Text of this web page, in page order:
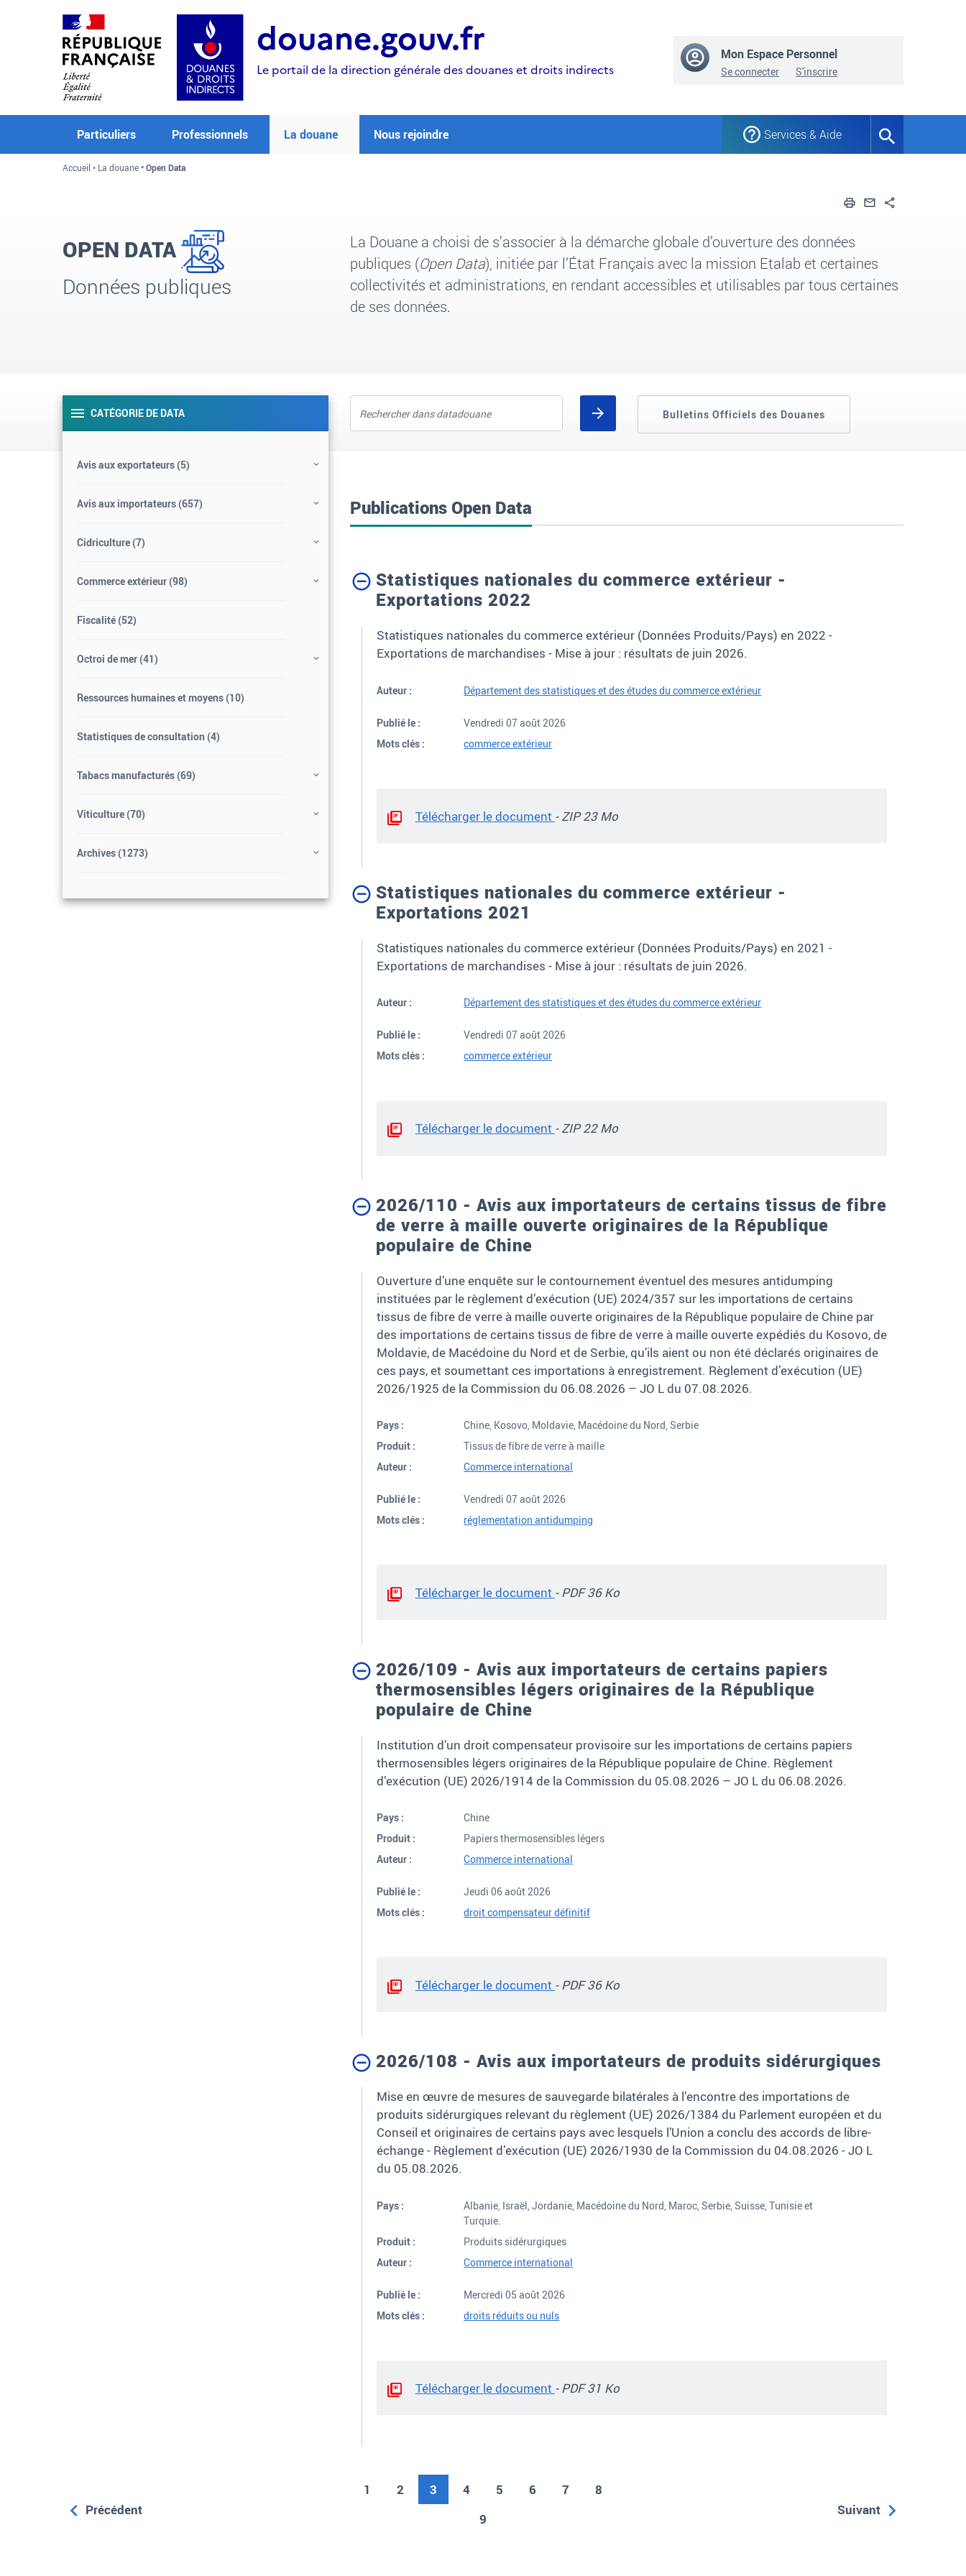
douane.gouv.fr
Le portail de la direction générale des douanes et droits indirects
Mon Espace Personnel
Se connecter S'inscrire
Particuliers Professionnels La douane Nous rejoindre Services & Aide
Formulaire
Accueil La douane Open Data
ImprimerEnvoyer par
OPEN DATA
Données publiques
La Douane a choisi de s’associer à la démarche globale d’ouverture des données
publiques (Open Data), initiée par l’État Français avec la mission Etalab et certaines
collectivités et administrations, en rendant accessibles et utilisables par tous certaines
de ses données.
CATÉGORIE DE DATA
Avis aux exportateurs (5)
Avis aux importateurs (657)
Cidriculture (7)
Commerce extérieur (98)
Fiscalité (52)
Octroi de mer (41)
Ressources humaines et moyens (10)
Statistiques de consultation (4)
Tabacs manufacturés (69)
Viticulture (70)
Archives (1273)
Bulletins Officiels des Douanes
Publications Open Data
Statistiques nationales du commerce extérieur -
Exportations 2022
Statistiques nationales du commerce extérieur (Données Produits/Pays) en 2022 -
Exportations de marchandises - Mise à jour : résultats de juin 2026.
Auteur : Département des statistiques et des études du commerce extérieur
Publié le :
Vendredi 07 août 2026
Mots clés :
commerce extérieur
Télécharger le document - ZIP 23 Mo
Statistiques nationales du commerce extérieur -
Exportations 2021
Statistiques nationales du commerce extérieur (Données Produits/Pays) en 2021 -
Exportations de marchandises - Mise à jour : résultats de juin 2026.
Auteur : Département des statistiques et des études du commerce extérieur
Publié le :
Vendredi 07 août 2026
Mots clés :
commerce extérieur
Télécharger le document - ZIP 22 Mo
2026/110 - Avis aux importateurs de certains tissus de fibre
de verre à maille ouverte originaires de la République
populaire de Chine
Ouverture d’une enquête sur le contournement éventuel des mesures antidumping
instituées par le règlement d’exécution (UE) 2024/357 sur les importations de certains
tissus de fibre de verre à maille ouverte originaires de la République populaire de Chine par
des importations de certains tissus de fibre de verre à maille ouverte expédiés du Kosovo, de
Moldavie, de Macédoine du Nord et de Serbie, qu’ils aient ou non été déclarés originaires de
ces pays, et soumettant ces importations à enregistrement. Règlement d’exécution (UE)
2026/1925 de la Commission du 06.08.2026 – JO L du 07.08.2026.
Pays :
Chine, Kosovo, Moldavie, Macédoine du Nord, Serbie
Produit :
Tissus de fibre de verre à maille
Auteur :
Commerce international
Publié le :
Vendredi 07 août 2026
Mots clés :
réglementation antidumping
Télécharger le document - PDF 36 Ko
2026/109 - Avis aux importateurs de certains papiers
thermosensibles légers originaires de la République
populaire de Chine
Institution d’un droit compensateur provisoire sur les importations de certains papiers
thermosensibles légers originaires de la République populaire de Chine. Règlement
d’exécution (UE) 2026/1914 de la Commission du 05.08.2026 – JO L du 06.08.2026.
Pays :
Chine
Produit :
Papiers thermosensibles légers
Auteur :
Commerce international
Publié le :
Jeudi 06 août 2026
Mots clés :
droit compensateur définitif
Télécharger le document - PDF 36 Ko
2026/108 - Avis aux importateurs de produits sidérurgiques
Mise en œuvre de mesures de sauvegarde bilatérales à l’encontre des importations de
produits sidérurgiques relevant du règlement (UE) 2026/1384 du Parlement européen et du
Conseil et originaires de certains pays avec lesquels l’Union a conclu des accords de libre-
échange - Règlement d’exécution (UE) 2026/1930 de la Commission du 04.08.2026 - JO L
du 05.08.2026.
Pays :
Albanie, Israël, Jordanie, Macédoine du Nord, Maroc, Serbie, Suisse, Tunisie et
Turquie.
Produit :
Produits sidérurgiques
Auteur :
Commerce international
Publié le :
Mercredi 05 août 2026
Mots clés :
droits réduits ou nuls
Télécharger le document - PDF 31 Ko
Précédent
1 2 3 Page courante
4 5 6 7
8
9
Suivant